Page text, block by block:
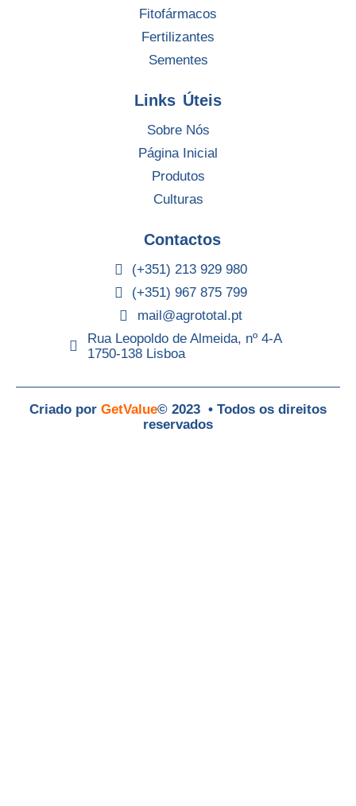
Fitofármacos
Fertilizantes
Sementes
Links Úteis
Sobre Nós
Página Inicial
Produtos
Culturas
Contactos
(+351) 213 929 980
(+351) 967 875 799
mail@agrototal.pt
Rua Leopoldo de Almeida, nº 4-A
1750-138 Lisboa
Criado por GetValue© 2023 • Todos os direitos
reservados